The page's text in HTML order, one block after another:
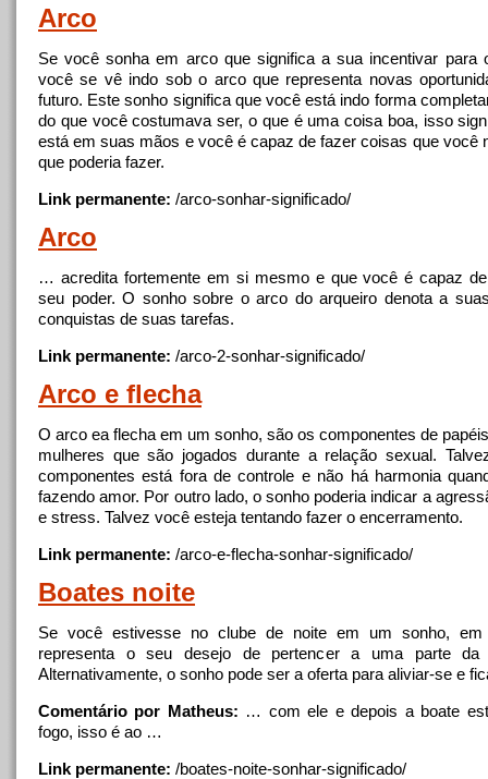
Arco
Se você sonha em arcoque significaa sua incentivar para
você se vê indo sob o arcoque representa novas
futuro. Este sonho significa que você está indo forma
do que você costumava ser, o que é uma coisa boa, isso
está em suas mãos e você é capaz de fazer coisas que você
que poderia fazer.
Link permanente: /arco-sonhar-significado/
Arco
… acredita fortemente em si mesmo e que você é capaz
seu poder. O sonho sobre oarco do arqueiro denotaa
conquistas de suas tarefas.
Link permanente: /arco-2-sonhar-significado/
Arco e flecha
O arco ea flecha em um sonho, são os componentes de
mulheres que são jogados durante arelação sexual.
componentes está fora de controle e não há harmonia
fazendo amor. Por outro lado, o sonho poderia indicar a
e stress. Talvez você esteja tentando fazer o encerramento.
Link permanente: /arco-e-flecha-sonhar-significado/
Boates noite
Se você estivesse no clube de noite em um sonho, em
representa o seu desejo de pertencera uma parte da
Alternativamente, o sonho pode ser a oferta para aliviar-se e
Comentário por Matheus: … com ele e depois aboate
fogo, isso é ao …
Link permanente: /boates-noite-sonhar-significado/